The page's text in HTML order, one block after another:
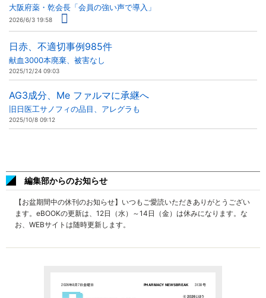
大阪府薬・乾会長「会員の強い声で導入」
2026/6/3 19:58
日赤、不適切事例985件
献血3000本廃棄、被害なし
2025/12/24 09:03
AG3成分、Me ファルマに承継へ
旧日医工サノフィの品目、アレグラも
2025/10/8 09:12
編集部からのお知らせ
【お盆期間中の休刊のお知らせ】いつもご愛読いただきありがとうござい
ます。eBOOKの更新は、12日（水）～14日（金）は休みになります。な
お、WEBサイトは随時更新します。